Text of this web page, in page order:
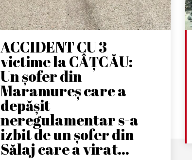
ACCIDENT CU 3
victime la CÂȚCĂU:
Un șofer din
Maramureș care a
depășit
neregulamentar s-a
izbit de un șofer din
Sălaj care a virat...